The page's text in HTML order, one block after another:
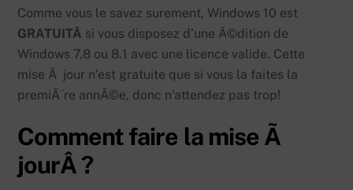
Comme vous le savez surement, Windows 10 est
GRATUITÂ si vous disposez d’une Ã©dition de
Windows 7,8 ou 8.1 avec une licence valide. Cette
mise Ã jour n’est gratuite que si vous la faites la
premiÃ¨re annÃ©e, donc n’attendez pas trop!
Comment faire la mise Ã
jourÂ ?